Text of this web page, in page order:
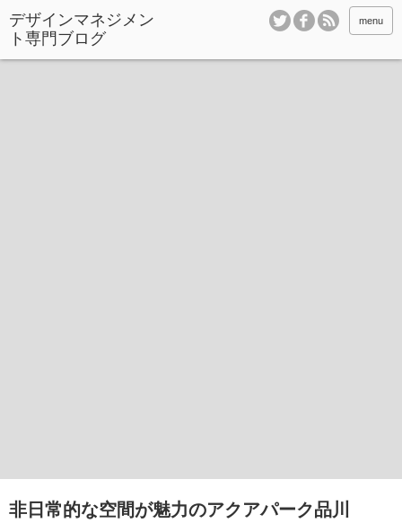
デザインマネジメン
ト専門ブログ
menu
非日常的な空間が魅力のアクアパーク品川